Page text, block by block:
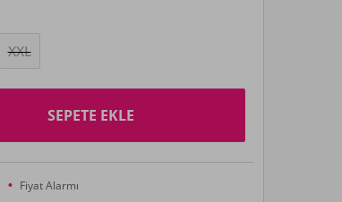
XXL
SEPETE EKLE
Fiyat Alarmı